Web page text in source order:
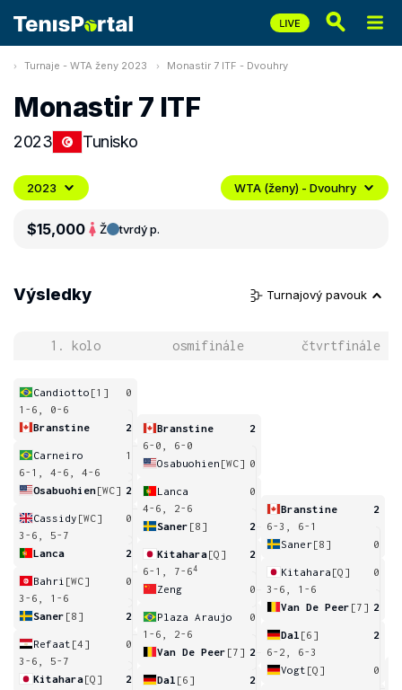
Turnaje - WTA ženy 2023 Monastir 7 ITF - Dvouhry
Monastir 7 ITF
2023 Tunisko
2023 WTA (ženy) - Dvouhry
$15,000 Ž tvrdý p.
Výsledky Turnajový pavouk
1. kolo osmifinále čtvrtfinále
Candiotto [1]
0
1-6, 0-6
Branstine
2
Carneiro
1
6-1, 4-6, 4-6
Osabuohien[WC] 2
Cassidy [WC]
0
3-6, 5-7
Lanca
2
Bahri [WC]
0
3-6, 1-6
Saner [8] 2
Refaat [4]
0
3-6, 5-7
Kitahara[Q] 2
Branstine
2
6-0, 6-0
Osabuohien [WC] 0
Lanca
0
4-6, 2-6
Saner [8] 2
Kitahara[Q]
2
6-1, 7-64
Zeng 0
Plaza Araujo
0
1-6, 2-6
Van De Peer [7] 2
Dal [6]
2
Branstine
2
6-3, 6-1
Saner[8] 0
Kitahara [Q]
0
3-6, 1-6
Van De Peer [7] 2
Dal [6]
2
6-2, 6-3
Vogt [Q] 0